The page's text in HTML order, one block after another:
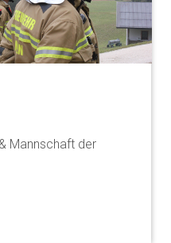
Mannschaft der